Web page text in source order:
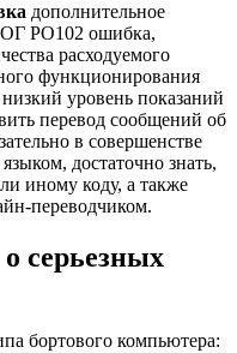
дополнительное
PO102 ошибка,
расходуемого
функционирования
уровень показаний
перевод сообщений об
в совершенстве
достаточно знать,
иному коду, а также
переводчиком.
серьезных
бортового компьютера: